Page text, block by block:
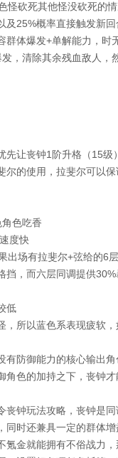
怪砍死其他怪没砍死的
及25%概率直接触发新
群体爆发+单解能力，
，清除其余残血敌人，
先让丧钟1阶升格（15
尔的使用，拉斐尔可以保
色吃香
度快
出场有拉斐尔+弦给的6
挡，而六层同调提供
低
，所以蓝色系表现疲软
有防御能力的核心输出
角色的加持之下，丧钟才
丧钟玩法攻略，丧钟是
同时还兼具一定的群体
氪金就能拥有不俗战力